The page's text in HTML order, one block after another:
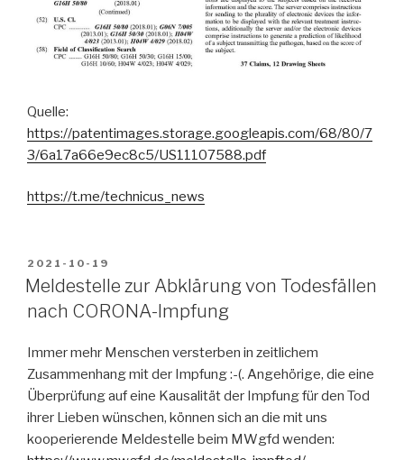
Quelle:
https://patentimages.storage.googleapis.com/68/80/7
3/6a17a66e9ec8c5/US11107588.pdf
https://t.me/technicus_news
VERÖFFENTLICHT
AM
2021-10-19
Meldestelle zur Abklärung von Todesfällen
nach CORONA-Impfung
Immer mehr Menschen versterben in zeitlichem
Zusammenhang mit der Impfung :-(. Angehörige, die eine
Überprüfung auf eine Kausalität der Impfung für den Tod
ihrer Lieben wünschen, können sich an die mit uns
kooperierende Meldestelle beim MWgfd wenden: